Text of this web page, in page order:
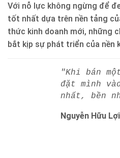
Với nỗ lực không ngừng để
tốt nhất dựa trên nền tảng
thức kinh doanh mới, những
bắt kịp sự phát triển của nền
"Khi bán
đặt mình
nhất, bền
Nguyễn Hữu Lợi